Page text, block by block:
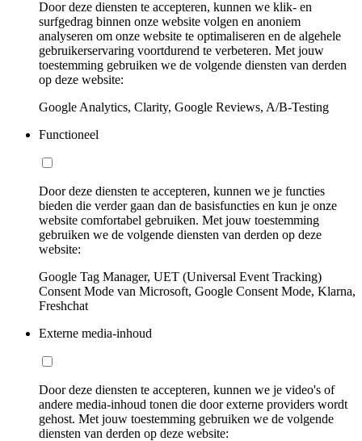
Door deze diensten te accepteren, kunnen we klik- en
surfgedrag binnen onze website volgen en anoniem
analyseren om onze website te optimaliseren en de algehele
gebruikerservaring voortdurend te verbeteren. Met jouw
toestemming gebruiken we de volgende diensten van derden
op deze website:
Google Analytics, Clarity, Google Reviews, A/B-Testing
Functioneel
Door deze diensten te accepteren, kunnen we je functies
bieden die verder gaan dan de basisfuncties en kun je onze
website comfortabel gebruiken. Met jouw toestemming
gebruiken we de volgende diensten van derden op deze
website:
Google Tag Manager, UET (Universal Event Tracking)
Consent Mode van Microsoft, Google Consent Mode, Klarna,
Freshchat
Externe media-inhoud
Door deze diensten te accepteren, kunnen we je video's of
andere media-inhoud tonen die door externe providers wordt
gehost. Met jouw toestemming gebruiken we de volgende
diensten van derden op deze website: